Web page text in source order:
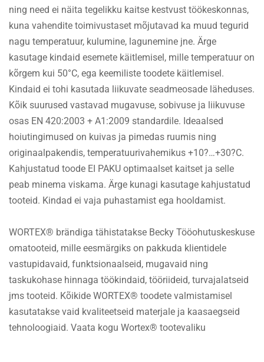
ning need ei näita tegelikku kaitse kestvust töökeskonnas,
kuna vahendite toimivustaset mõjutavad ka muud tegurid
nagu temperatuur, kulumine, lagunemine jne. Ärge
kasutage kindaid esemete käitlemisel, mille temperatuur on
kõrgem kui 50°C, ega keemiliste toodete käitlemisel.
Kindaid ei tohi kasutada liikuvate seadmeosade läheduses.
Kõik suurused vastavad mugavuse, sobivuse ja liikuvuse
osas EN 420:2003 + A1:2009 standardile. Ideaalsed
hoiutingimused on kuivas ja pimedas ruumis ning
originaalpakendis, temperatuurivahemikus +10?…+30?C.
Kahjustatud toode EI PAKU optimaalset kaitset ja selle
peab minema viskama. Ärge kunagi kasutage kahjustatud
tooteid. Kindad ei vaja puhastamist ega hooldamist.
WORTEX® brändiga tähistatakse Becky Tööohutuskeskuse
omatooteid, mille eesmärgiks on pakkuda klientidele
vastupidavaid, funktsionaalseid, mugavaid ning
taskukohase hinnaga töökindaid, tööriideid, turvajalatseid
jms tooteid. Kõikide WORTEX® toodete valmistamisel
kasutatakse vaid kvaliteetseid materjale ja kaasaegseid
tehnoloogiaid. Vaata kogu Wortex® tootevaliku